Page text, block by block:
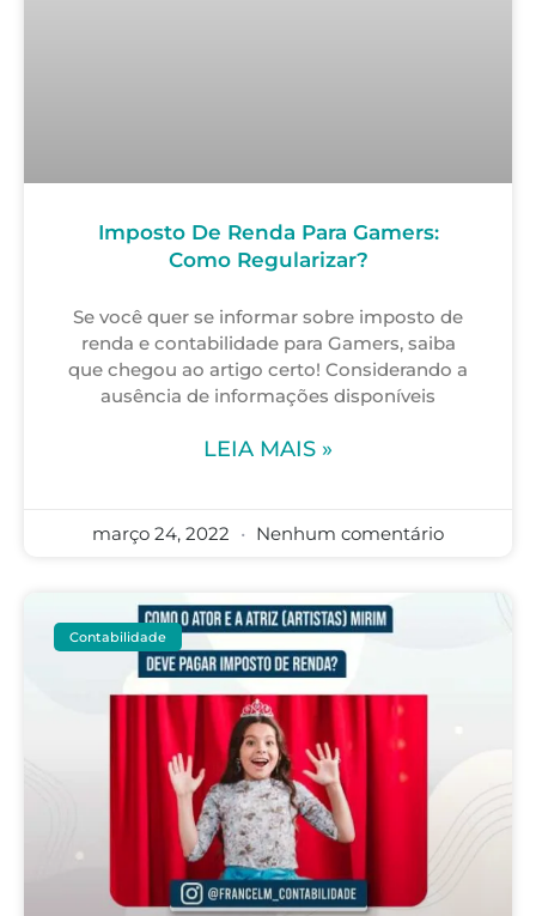
Imposto De Renda Para Gamers:
Como Regularizar?
Se você quer se informar sobre imposto de
renda e contabilidade para Gamers, saiba
que chegou ao artigo certo! Considerando a
ausência de informações disponíveis
LEIA MAIS »
março 24, 2022 Nenhum comentário
Contabilidade